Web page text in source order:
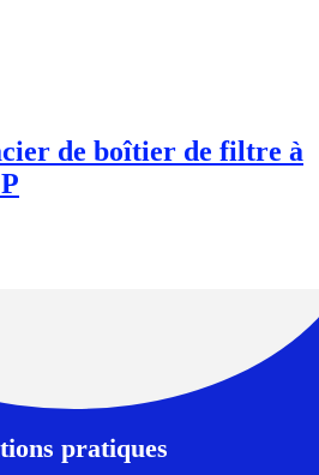
de boîtier de filtre à
pratiques